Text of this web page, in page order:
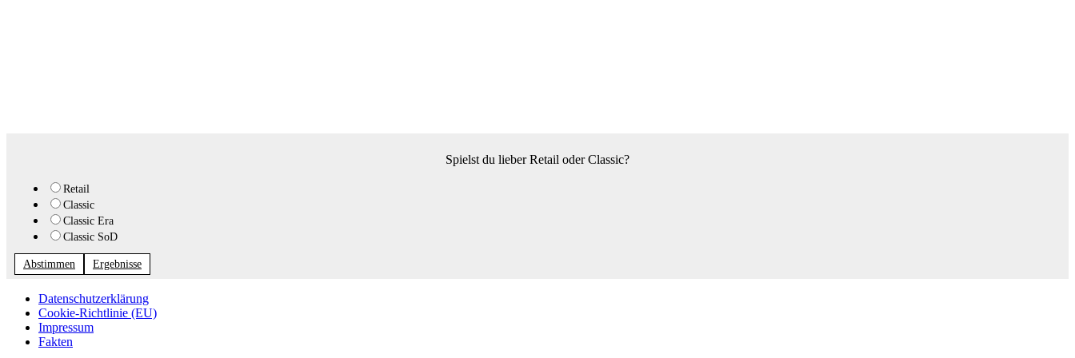
Spielst du lieber Retail oder Classic?
Retail
Classic
Classic Era
Classic SoD
Abstimmen Ergebnisse
Datenschutzerklärung
Cookie-Richtlinie (EU)
Impressum
Fakten